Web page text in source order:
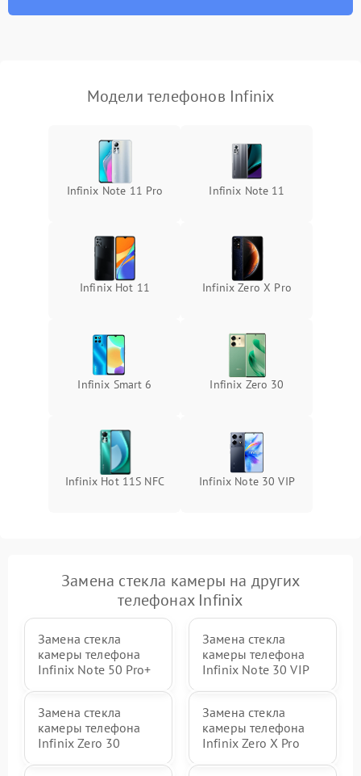
Модели телефонов Infinix
Infinix Note 11 Pro Infinix Note 11
Infinix Hot 11 Infinix Zero X Pro
Infinix Smart 6 Infinix Zero 30
Infinix Hot 11S NFC Infinix Note 30 VIP
Замена стекла камеры на других
телефонах Infinix
Замена стекла
камеры телефона
Infinix Note 50 Pro+
Замена стекла
камеры телефона
Infinix Note 30 VIP
Замена стекла
камеры телефона
Infinix Zero 30
Замена стекла
камеры телефона
Infinix Zero X Pro